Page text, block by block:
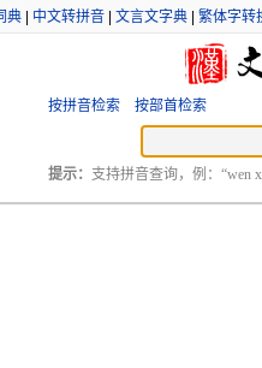
典 中文转拼音 文言文字典 繁体字转
按拼音检索 按部首检索
提示： 支持拼音查询，例：“wen